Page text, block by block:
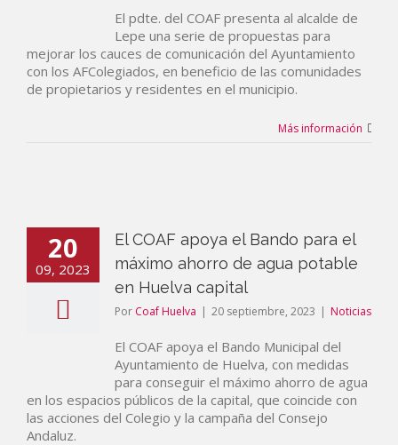
El pdte. del COAF presenta al alcalde de
Lepe una serie de propuestas para
mejorar los cauces de comunicación del Ayuntamiento
con los AFColegiados, en beneficio de las comunidades
de propietarios y residentes en el municipio.
Más información
20
09, 2023
El COAF apoya el Bando para el
máximo ahorro de agua potable
en Huelva capital
Por Coaf Huelva | 20 septiembre, 2023 | Noticias
El COAF apoya el Bando Municipal del
Ayuntamiento de Huelva, con medidas
para conseguir el máximo ahorro de agua
en los espacios públicos de la capital, que coincide con
las acciones del Colegio y la campaña del Consejo
Andaluz.